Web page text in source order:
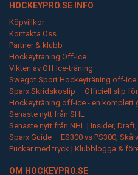
HOCKEYPRO.SE INFO
Köpvillkor
Kontakta Oss
Partner & klubb
Hockeyträning Off-Ice
Vikten av Off Ice-träning
Swegot Sport Hockeyträning off-ice
Sparx Skridskoslip – Officiell slip
Hockeyträning off-ice - en komplett
Senaste nytt från SHL
Senaste nytt från NHL | Insider,
Sparx Guide – ES300 vs PS300,
Puckar med tryck | Klubblogga &
OM HOCKEYPRO.SE